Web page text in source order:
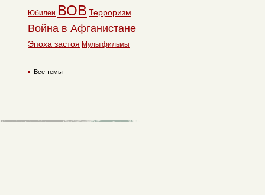
Юбилеи ВОВ Терроризм
Война в Афганистане
Эпоха застоя Мультфильмы
Все темы